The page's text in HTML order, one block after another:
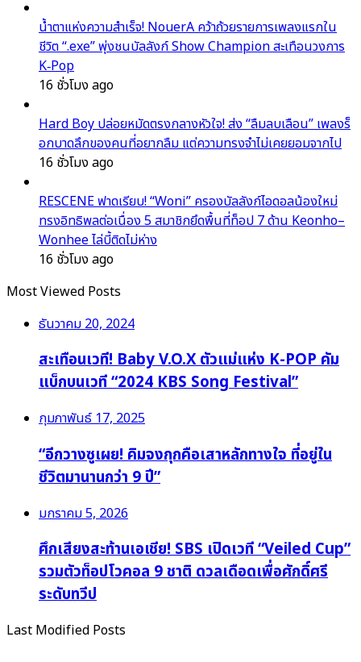
น้ำตาแห่งความสำเร็จ! NouerA คว้าถ้วยรายการเพลงแรกใน
ชีวิต “.exe” พุ่งชนบัลลังก์ Show Champion สะเทือนวงการ
K‑Pop
16 ชั่วโมง ago
Hard Boy ปล่อยหมัดตรงกลางหัวใจ! ส่ง “ลืมลบเลือน” เพลงร็
อกบาดลึกของคนที่อยากลืม แต่ความทรงจำไม่เคยยอมจากไป
16 ชั่วโมง ago
RESCENE ฟาดเรียบ! “Woni” ครองบัลลังก์ไอดอลน้องใหม่
ทรงอิทธิพลต่อเนื่อง 5 สมาชิกยึดพื้นที่ท็อป 7 ด้าน Keonho–
Wonhee ไล่บี้ติดไม่ห่าง
16 ชั่วโมง ago
Most Viewed Posts
ธันวาคม 20, 2024
สะเทือนเวที! Baby V.O.X ตัวแม่แห่ง K-POP คัม
แบ็กบนเวที “2024 KBS Song Festival”
กุมภาพันธ์ 17, 2025
“อีกวางซูเผย! คิมจงกุกคือเสาหลักทางใจ ที่อยู่ใน
ชีวิตมานานกว่า 9 ปี”
มกราคม 5, 2026
ศึกเสียงสะท้านเอเชีย! SBS เปิดเวที “Veiled Cup”
รวมตัวท็อปโวคอล 9 ชาติ ดวลเดือดเพื่อศักดิ์ศรี
ระดับทวีป
Last Modified Posts